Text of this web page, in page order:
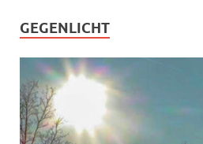
GEGENLICHT